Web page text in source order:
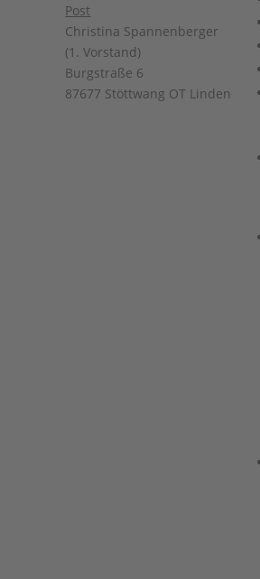
Post
Christina Spannenberger
(1. Vorstand)
Burgstraße 6
87677 Stöttwang OT Linden